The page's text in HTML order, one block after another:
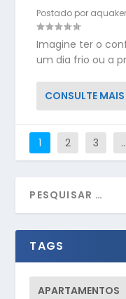
Postado por
Imagine ter o
um dia frio ou a
CONSULTE
1 2 3 …
TAGS
APARTAMENTOS